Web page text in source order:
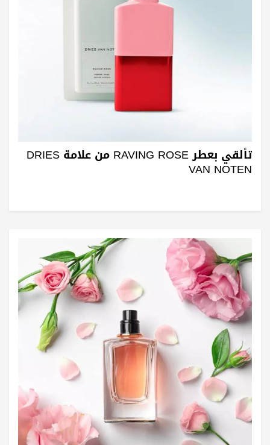
تألقي بعطر RAVING ROSE من علامة DRIES
VAN NOTEN